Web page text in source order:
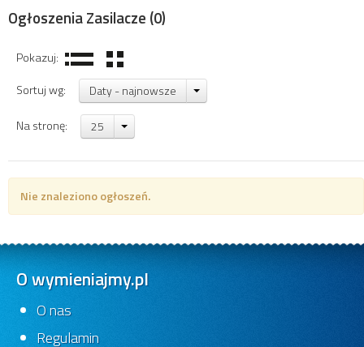
Ogłoszenia Zasilacze (0)
Pokazuj:
Sortuj wg:
Daty - najnowsze
Na stronę: 25
Nie znaleziono ogłoszeń.
O wymieniajmy.pl
O nas
Regulamin